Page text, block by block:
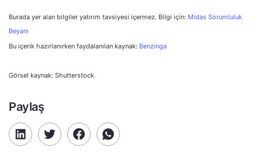
Burada yer alan bilgiler yatırım tavsiyesi içermez. Bilgi için: Midas Sorumluluk
Beyanı
Bu içerik hazırlanırken faydalanılan kaynak: Benzinga
Görsel kaynak: Shutterstock
Paylaş